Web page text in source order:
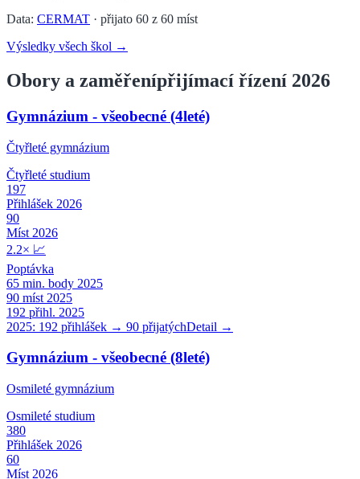
Data: CERMAT · přijato 60 z 60 míst
Výsledky všech škol →
Obory a zaměřenípřijímací řízení 2026
Gymnázium - všeobecné (4leté)
Čtyřleté gymnázium
Čtyřleté studium
197
Přihlášek 2026
90
Míst 2026
2.2× 📈
Poptávka
65 min. body 2025
90 míst 2025
192 přihl. 2025
2025: 192 přihlášek → 90 přijatýchDetail →
Gymnázium - všeobecné (8leté)
Osmileté gymnázium
Osmileté studium
380
Přihlášek 2026
60
Míst 2026